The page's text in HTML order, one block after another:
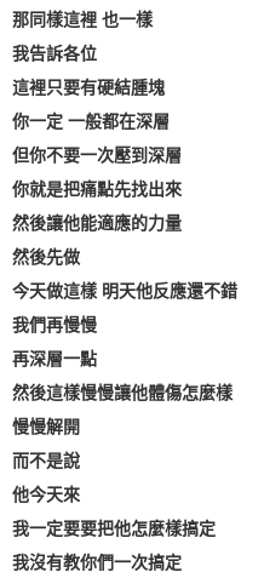
那同樣這裡 也一樣
我告訴各位
這裡只要有硬結腫塊
你一定 一般都在深層
但你不要一次壓到深層
你就是把痛點先找出來
然後讓他能適應的力量
然後先做
今天做這樣 明天他反應還不錯
我們再慢慢
再深層一點
然後這樣慢慢讓他體傷怎麼樣
慢慢解開
而不是說
他今天來
我一定要要把他怎麼樣搞定
我沒有教你們一次搞定